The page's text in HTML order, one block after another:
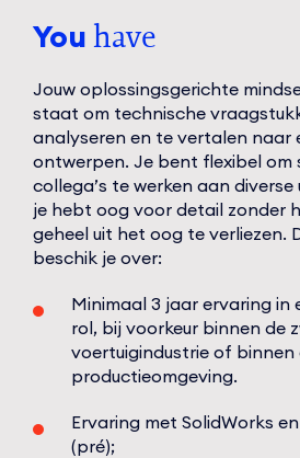
You have
Jouw oplossingsgerichte
staat om technische
analyseren en te vertalen naar
ontwerpen. Je bent flexibel om
collega’s te werken aan
je hebt oog voor detail zonder
geheel uit het oog te verliezen.
beschik je over:
Minimaal 3 jaar ervaring in
rol, bij voorkeur binnen de
voertuigindustrie of binnen
productieomgeving.
Ervaring met SolidWorks
(pré);